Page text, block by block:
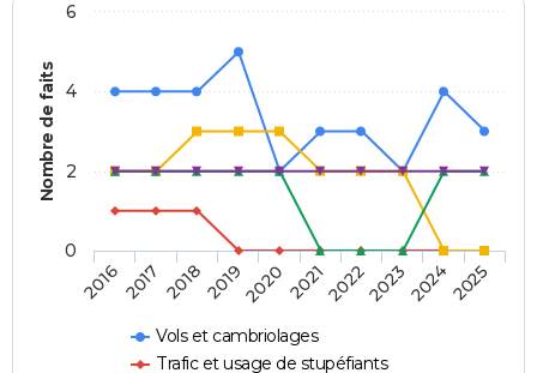
Nombre de faits
Vols et cambriolages
Trafic et usage de stupéfiants
20162017 20182019202020212022202320242025
0
2
4
6